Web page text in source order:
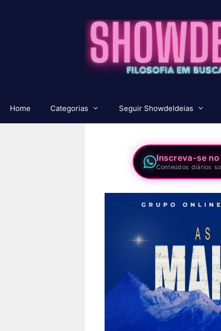
Home Categorias Seguir ShowdeIdeias
Inscreva-se no
Conteúdos diários